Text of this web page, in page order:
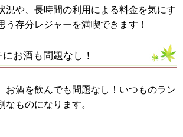
況や、長時間の利用による料金を気にす
う存分レジャーを満喫できます！
お酒も問題なし！
お酒を飲んでも問題なし！いつものラン
なものになります。